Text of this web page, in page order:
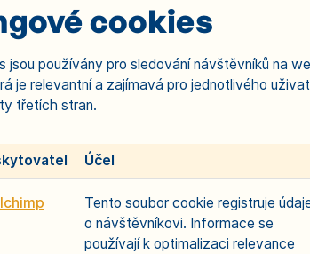
cookies
jsou používány pro sledování návštěvníků na
je relevantní a zajímavá pro jednotlivého
třetích stran.
Účel
Tento soubor cookie registruje
o návštěvníkovi. Informace se
používají k optimalizaci relevance